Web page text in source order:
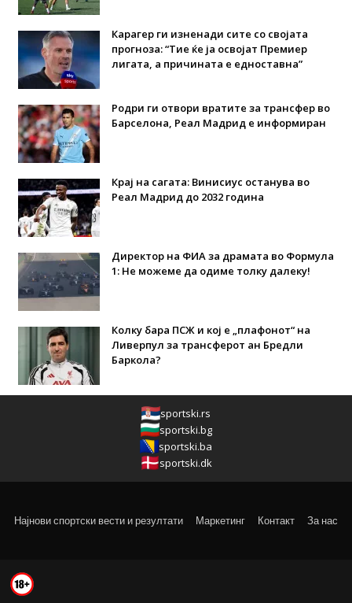
Карагер ги изненади сите со својата
прогноза: “Тие ќе ја освојат Премиер
лигата, а причината е едноставна”
Родри ги отвори вратите за трансфер во
Барселона, Реал Мадрид е информиран
Крај на сагата: Винисиус останува во
Реал Мадрид до 2032 година
Директор на ФИА за драмата во Формула
1: Не можеме да одиме толку далеку!
Колку бара ПСЖ и кој е „плафонот“ на
Ливерпул за трансферот ан Бредли
Баркола?
sportski.rs
sportski.bg
sportski.ba
sportski.dk
Најнови спортски вести и резултати Маркетинг Контакт За нас